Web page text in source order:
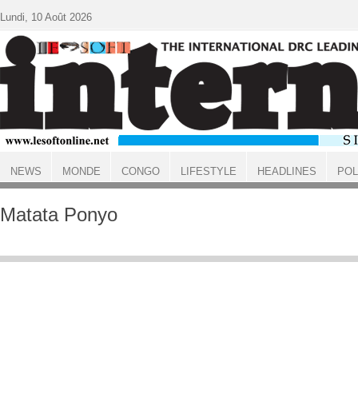
ACCUEIL
Matata Ponyo
Lundi, 10 Août 2026
NEWS MONDE CONGO LIFESTYLE HEADLINES